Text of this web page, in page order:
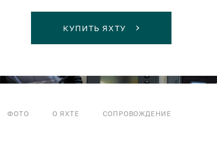
КУПИТЬ ЯХТУ
ФОТО О ЯХТЕ СОПРОВОЖДЕНИЕ